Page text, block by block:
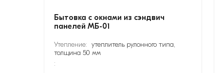
Бытовка с окнами из сэндвич
панелей МБ-01
Утепление: утеплитель рулонного типа,
толщина 50 мм
: